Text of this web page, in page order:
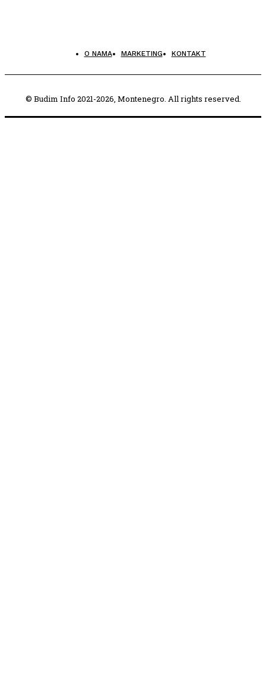
O NAMA MARKETING KONTAKT
© Budim Info 2021-2026, Montenegro. All rights reserved.